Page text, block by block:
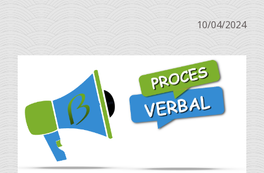
10/04/2024